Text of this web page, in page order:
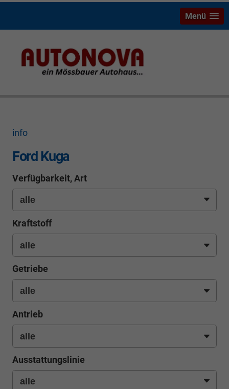
Ford Kuga Riesenauswahl mit Ersparnis Neu- und
Gebrauchtwagen Bayreuth Weiden Hof Marktredwitz
Menü
info
Ford Kuga
Verfügbarkeit, Art
Kraftstoff
Getriebe
Antrieb
Ausstattungslinie